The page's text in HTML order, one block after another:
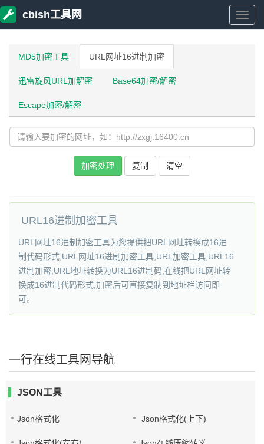
cbish
cbish工具网
MD5加密工具 URL网址16进制加密
迅雷旋风URL加解密 Base64加密/解密
Escape加密/解密
加密处理 复制 清空
URL16进制加密工具
URL网址16进制加密工具为您提供把URL网址转换成16进
制代码形式,URL网址16进制加密工具,URL加密工具,URL16
进制加密,URL地址转换为URL16进制码,在线把URL网址转
换成16进制代码形式,加密后可直接复制到地址栏访问即
可。
一行在线工具网导航
JSON工具
Json格式化 Json格式化(上下)